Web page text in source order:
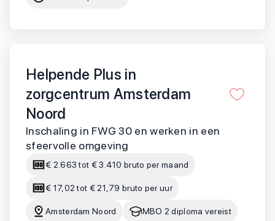
Helpende Plus in
zorgcentrum Amsterdam
Noord
Inschaling in FWG 30 en werken in een
sfeervolle omgeving
€ 2.663 tot € 3.410 bruto per maand
€ 17,02 tot € 21,79 bruto per uur
Amsterdam Noord MBO 2 diploma vereist